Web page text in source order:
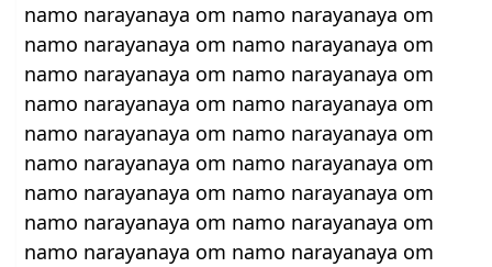
namo narayanaya om namo narayanaya om
namo narayanaya om namo narayanaya om
namo narayanaya om namo narayanaya om
namo narayanaya om namo narayanaya om
namo narayanaya om namo narayanaya om
namo narayanaya om namo narayanaya om
namo narayanaya om namo narayanaya om
namo narayanaya om namo narayanaya om
namo narayanaya om namo narayanaya om